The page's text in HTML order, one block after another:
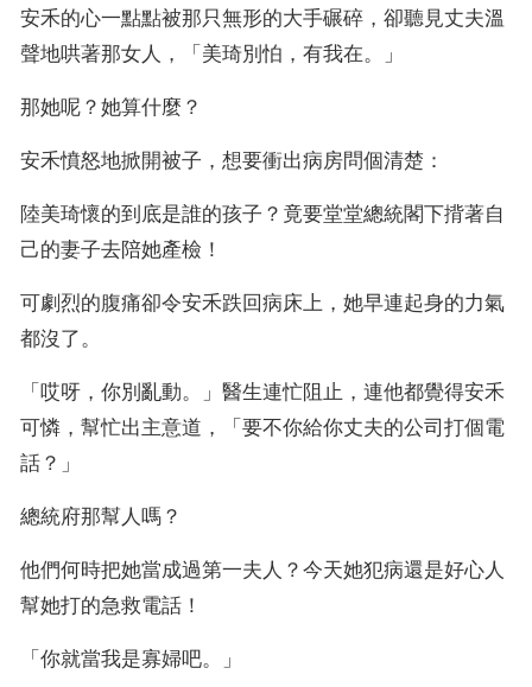
安禾的心一點點被那只無形的大手碾碎，卻聽見丈夫溫
聲地哄著那女人，「美琦別怕，有我在。」
那她呢？她算什麼？
安禾憤怒地掀開被子，想要衝出病房問個清楚：
陸美琦懷的到底是誰的孩子？竟要堂堂總統閣下揹著自
己的妻子去陪她產檢！
可劇烈的腹痛卻令安禾跌回病床上，她早連起身的力氣
都沒了。
「哎呀，你別亂動。」醫生連忙阻止，連他都覺得安禾
可憐，幫忙出主意道，「要不你給你丈夫的公司打個電
話？」
總統府那幫人嗎？
他們何時把她當成過第一夫人？今天她犯病還是好心人
幫她打的急救電話！
「你就當我是寡婦吧。」